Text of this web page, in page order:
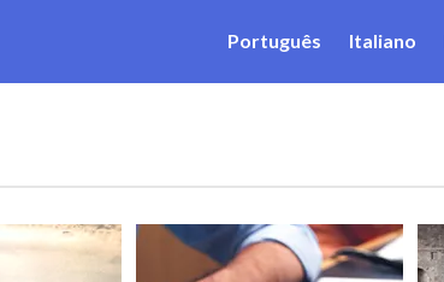
Português Italiano